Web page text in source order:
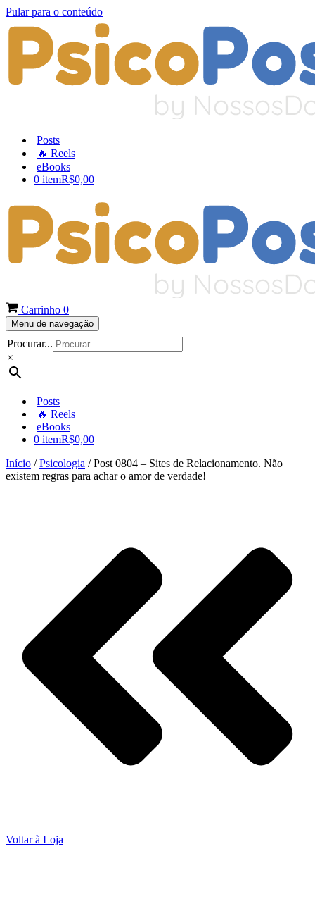
Pular para o conteúdo
Posts
🔥 Reels
eBooks
0 itemR$0,00
Carrinho 0
Menu de navegação
Procurar...
×
Posts
🔥 Reels
eBooks
0 itemR$0,00
Início /Psicologia / Post 0804 – Sites de Relacionamento. Não
existem regras para achar o amor de verdade!
Voltar à Loja